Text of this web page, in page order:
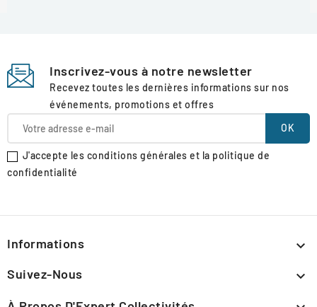
Inscrivez-vous à notre newsletter
Recevez toutes les dernières informations sur nos
événements, promotions et offres
J'accepte les conditions générales et la politique de
confidentialité
Informations 
Suivez-Nous 